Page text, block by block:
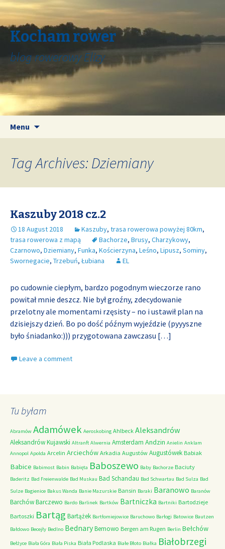
Kocham rower
blog rowerowy Elizy
Menu
Tag Archives: Dziemiany
Kaszuby 2018 cz.2
18 August 2018 Kaszuby, trasa rowerowa powyżej 80km,
trasa rowerowa z mapą
Bachorze, Brusy, Charzykowy,
Czarnowo, Dziemiany, Funka, Kościerzyna, Leśno, Lipusz, Sominy,
Swornegacie, Trzebuń, Łubiana EL
po cudownie ciepłym, bardzo pogodnym wieczorze rano
powitał mnie deszcz. Nie był groźny, zdecydowanie
przelotny ale momentami rzęsisty – no i ustawił plan na
dzisiejszy dzień. Bo po dość późnym wyjeździe (pyyyszne
było śniadanko:))) przygotowana zawczasu […]
Leave a comment
Tu byłam
Abramów Adamówek Aeroskobing Ahlbeck Aleksandrów
Aleksandrów Kujawski Altranft Alwernia Amsterdam Andzin Anielin Anklam
Annopol Apolda Arcelin Arciechów Arkadia Augustów Augustówek Babiak
Babice Babimost Babin Babięta Baboszewo Baby Bachorze Baciuty
Baderitz Bad Freienwalde Bad Muskau Bad Schandau Bad Schwartau Bad Sulza Bad
Sulze Bagienice Bakus Wanda Banie Mazurskie Bansin Baraki Baranowo Baranów
BarchówBarczewo Bardo Barlinek Bartków Bartniczka Bartniki Bartodzieje
Bartoszki Bartąg Bartążek Bartłomiejowice Baruchowo Barłogi Batowice Bautzen
Bałdowo Becejły Bedlno BednaryBemowo Bergen am Rugen Berlin Bełchów
Bełżyce Biała Góra Biała Piska Biała Podlaska Białe Błoto Białka Białobrzegi